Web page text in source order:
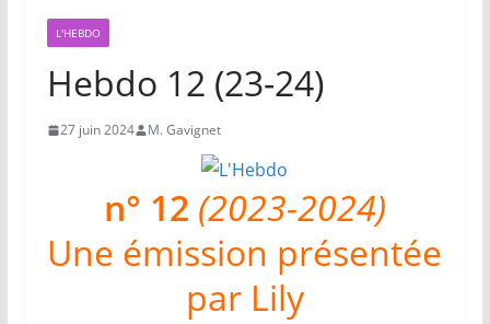
L'HEBDO
Hebdo 12 (23-24)
27 juin 2024 M. Gavignet
n° 12 (2023-2024)
Une émission présentée
par Lily